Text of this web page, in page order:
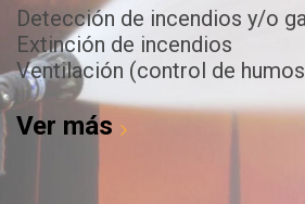
Detección de incendios y/o
Extinción de incendios
Ventilación (control de
Ver más